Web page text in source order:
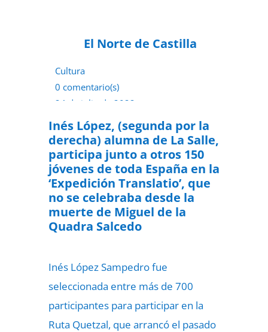
El Norte de Castilla
Cultura
0 comentario(s)
24 de julio de 2022
Inés López, (segunda por la
derecha) alumna de La Salle,
participa junto a otros 150
jóvenes de toda España en la
‘Expedición Translatio’, que
no se celebraba desde la
muerte de Miguel de la
Quadra Salcedo
Inés López Sampedro fue
seleccionada entre más de 700
participantes para participar en la
Ruta Quetzal, que arrancó el pasado